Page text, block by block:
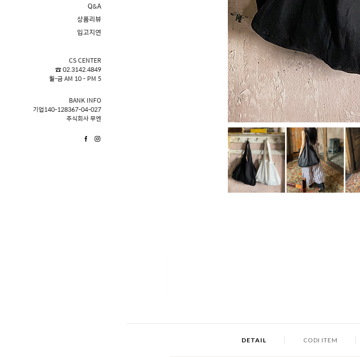
Q&A
상품리뷰
입고지연
CS CENTER
☎ 02.3142.4849
월-금 AM 10 - PM 5
BANK INFO
기업140-128367-04-027
주식회사 무엔
DETAIL CODI ITEM